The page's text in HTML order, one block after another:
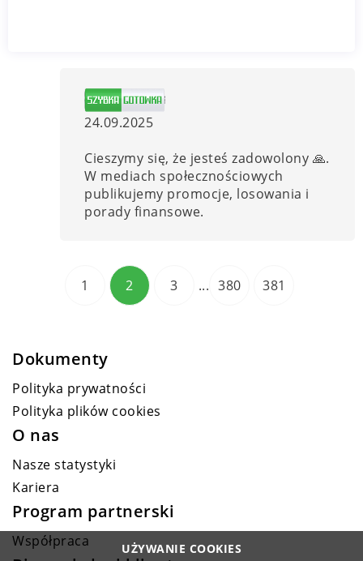
24.09.2025
Cieszymy się, że jesteś zadowolony 🙏.
W mediach społecznościowych
publikujemy promocje, losowania i
porady finansowe.
1 2 3 ... 380 381
Dokumenty
Polityka prywatności
Polityka plików cookies
O nas
Nasze statystyki
Kariera
Program partnerski
Współpraca UŻYWANIE COOKIES